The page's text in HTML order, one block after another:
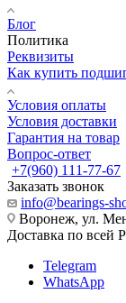
Блог
Политика
Реквизиты
Как купить
Условия оплаты
Условия доставки
Гарантия на товар
Вопрос-ответ
+7(960) 111-77-67
Заказать звонок
info@bearings-
Воронеж, ул.
Доставка по всей
Telegram
WhatsApp